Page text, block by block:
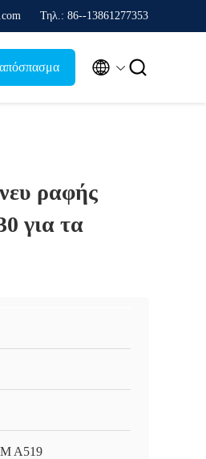
Τηλ.: 86--13861277353
 
ραφής
για τα
A519